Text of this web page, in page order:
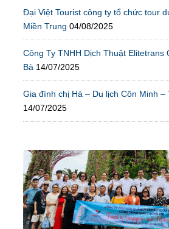
Đại Việt Tourist công ty tổ chức tour
Miền Trung 04/08/2025
Công Ty TNHH Dịch Thuật Elitetrans
Bà 14/07/2025
Gia đình chị Hà – Du lịch Côn Minh –
14/07/2025